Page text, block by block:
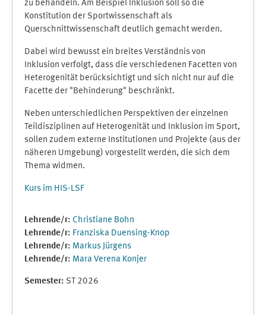
zu behandeln. Am Beispiel Inklusion soll so die
Konstitution der Sportwissenschaft als
Querschnittwissenschaft deutlich gemacht werden.
Dabei wird bewusst ein breites Verständnis von
Inklusion verfolgt, dass die verschiedenen Facetten von
Heterogenität berücksichtigt und sich nicht nur auf die
Facette der "Behinderung" beschränkt.
Neben unterschiedlichen Perspektiven der einzelnen
Teildisziplinen auf Heterogenität und Inklusion im Sport,
sollen zudem externe Institutionen und Projekte (aus der
näheren Umgebung) vorgestellt werden, die sich dem
Thema widmen.
Kurs im HIS-LSF
Lehrende/r: Christiane Bohn
Lehrende/r: Franziska Duensing-Knop
Lehrende/r: Markus Jürgens
Lehrende/r: Mara Verena Konjer
Semester: ST 2026